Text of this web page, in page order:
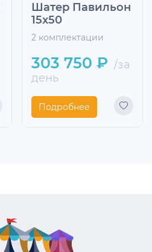
Шатер Павильон
15x50
2 комплектации
303 750 ₽ /за
день
Подробнее